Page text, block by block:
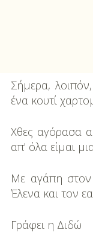
Σήμερα,
ένα κουτί
Χθες αγόρασα
απ' όλα είμαι
Με αγάπη στον
Έλενα και τον
Γράφει η Διδώ